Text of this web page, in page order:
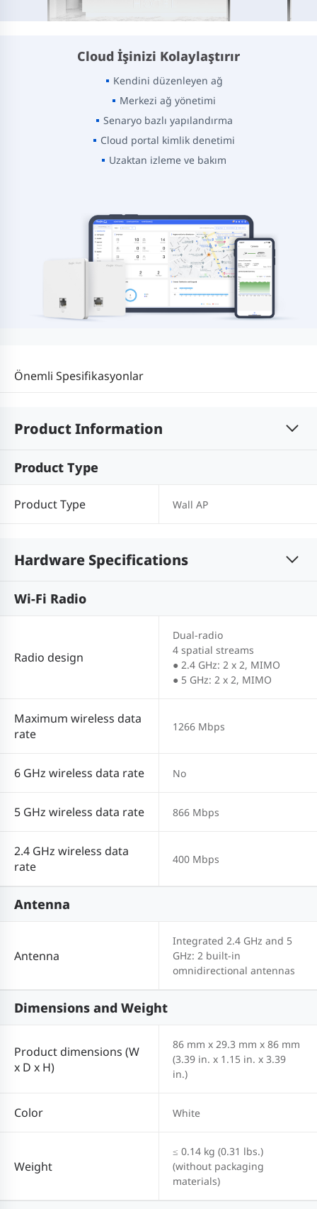
Cloud İşinizi Kolaylaştırır
Kendini düzenleyen ağ
Merkezi ağ yönetimi
Senaryo bazlı yapılandırma
Cloud portal kimlik denetimi
Uzaktan izleme ve bakım
Önemli Spesifikasyonlar
Product Information
Product Type
Product Type Wall AP
Hardware Specifications
Wi-Fi Radio
Radio design
Dual-radio
4 spatial streams
● 2.4 GHz: 2 x 2, MIMO
● 5 GHz: 2 x 2, MIMO
Maximum wireless data
rate
1266 Mbps
6 GHz wireless data rate No
5 GHz wireless data rate 866 Mbps
2.4 GHz wireless data
rate
400 Mbps
Antenna
Antenna
Integrated 2.4 GHz and 5
GHz: 2 built-in
omnidirectional antennas
Dimensions and Weight
Product dimensions (W
x D x H)
86 mm x 29.3 mm x 86 mm
(3.39 in. x 1.15 in. x 3.39
in.)
Color White
Weight
≤ 0.14 kg (0.31 lbs.)
(without packaging
materials)